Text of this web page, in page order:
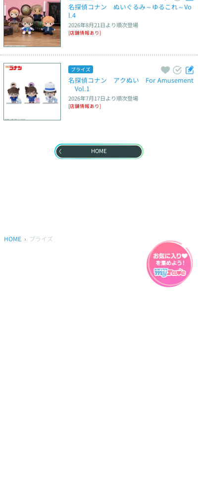
名探偵コナン　ぬいぐるみ～ゆるこれ～Vo
l.4
2026年8月21日より順次登場
[店舗情報あり]
プライズ
名探偵コナン　アクぬい　For Amusement
Vol.1
2026年7月17日より順次登場
[店舗情報あり]
HOME
HOME プライズ